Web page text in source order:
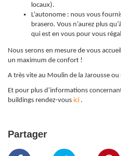
locaux).
L’autonome : nous vous
brasero. Vous n’aurez plus
qui est en vous pour vous
Nous serons en mesure de vous
un maximum de confort !
A très vite au Moulin de la Jarousse ou
Et pour plus d’informations
buildings rendez-vous ici .
Partager